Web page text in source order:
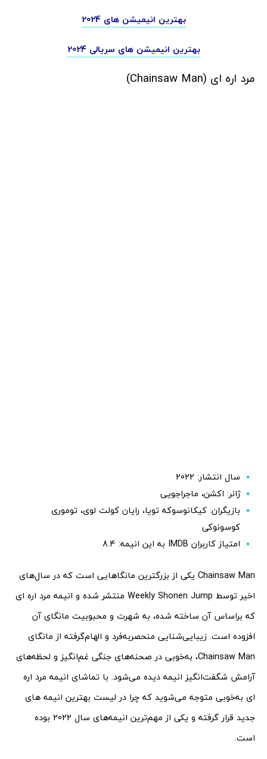
بهترین انیمیشن های 2024
بهترین انیمیشن های سریالی 2024
مرد اره ای (Chainsaw Man)
سال انتشار: 2022
ژانر: اکشن، ماجراجویی
بازیگران: کیکانوسوکه تویا، رایان کولت لوی، توموری
کوسونوکی
امتیاز کاربران IMDB به این انیمه: 8.4
Chainsaw Man یکی از بزرگترین مانگاهایی است که در سال‌های
اخیر توسط Weekly Shonen Jump منتشر شده و انیمه‌ مرد اره ای
که براساس آن ساخته شده، به شهرت و محبوبیت مانگای آن
افزوده است. زیبایی‌شنایی منحصربه‌فرد و الهام‌گرفته از مانگای
Chainsaw Man، به‌خوبی در صحنه‌های جنگی غم‌انگیز و لحظه‌های
آرامش شگفت‌انگیز انیمه دیده می‌شود. با تماشای انیمه مرد اره
ای به‌خوبی متوجه می‌شوید که چرا در لیست بهترین انیمه های
جدید قرار گرفته و یکی از مهم‌ترین انیمه‌های سال 2022 بوده
است.